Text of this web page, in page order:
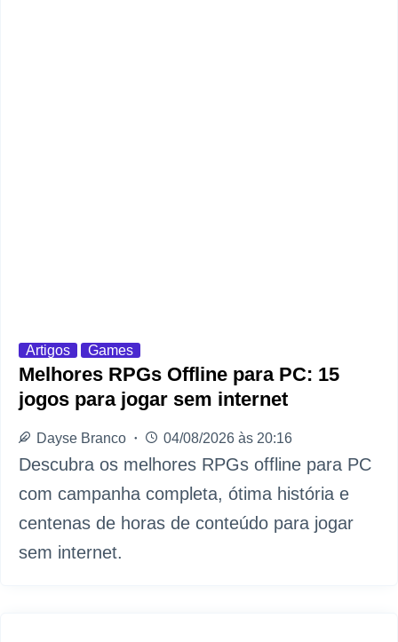
Artigos Games
Melhores RPGs Offline para PC: 15
jogos para jogar sem internet
Dayse Branco 04/08/2026 às 20:16
Descubra os melhores RPGs offline para PC
com campanha completa, ótima história e
centenas de horas de conteúdo para jogar
sem internet.